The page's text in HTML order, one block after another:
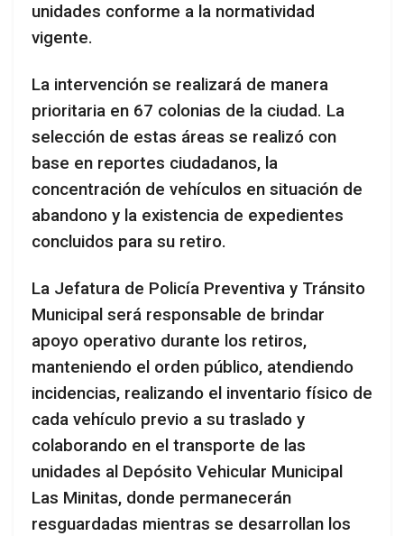
unidades conforme a la normatividad
vigente.
La intervención se realizará de manera
prioritaria en 67 colonias de la ciudad. La
selección de estas áreas se realizó con
base en reportes ciudadanos, la
concentración de vehículos en situación de
abandono y la existencia de expedientes
concluidos para su retiro.
La Jefatura de Policía Preventiva y Tránsito
Municipal será responsable de brindar
apoyo operativo durante los retiros,
manteniendo el orden público, atendiendo
incidencias, realizando el inventario físico de
cada vehículo previo a su traslado y
colaborando en el transporte de las
unidades al Depósito Vehicular Municipal
Las Minitas, donde permanecerán
resguardadas mientras se desarrollan los